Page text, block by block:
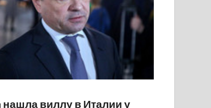
нашла виллу в Италии у